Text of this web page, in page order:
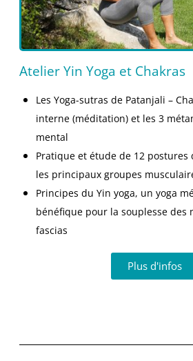
Atelier Yin Yoga et Chakras
Les Yoga-sutras de Patanjali –
interne (méditation) et les 3
mental
Pratique et étude de 12 postures
les principaux groupes
Principes du Yin yoga, un yoga
bénéfique pour la souplesse des
fascias
Plus d'infos